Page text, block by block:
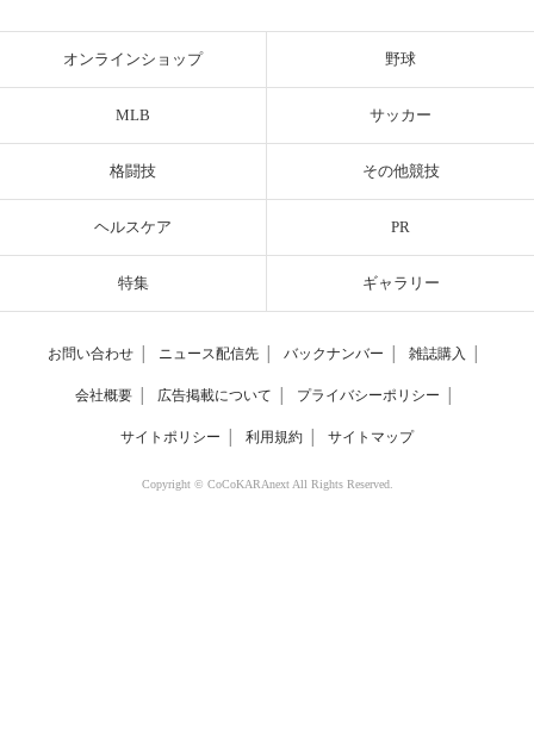
オンラインショップ 野球
MLB サッカー
格闘技 その他競技
ヘルスケア PR
特集 ギャラリー
お問い合わせ ニュース配信先 バックナンバー 雑誌購入
会社概要 広告掲載について プライバシーポリシー
サイトポリシー 利用規約 サイトマップ
Copyright © CoCoKARAnext All Rights Reserved.